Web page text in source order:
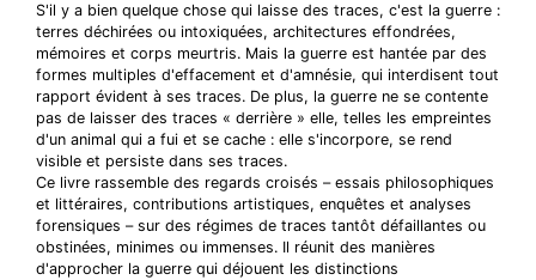
S'il y a bien quelque chose qui laisse des traces, c'est la guerre :
terres déchirées ou intoxiquées, architectures effondrées,
mémoires et corps meurtris. Mais la guerre est hantée par des
formes multiples d'effacement et d'amnésie, qui interdisent tout
rapport évident à ses traces. De plus, la guerre ne se contente
pas de laisser des traces « derrière » elle, telles les empreintes
d'un animal qui a fui et se cache : elle s'incorpore, se rend
visible et persiste dans ses traces.
Ce livre rassemble des regards croisés – essais philosophiques
et littéraires, contributions artistiques, enquêtes et analyses
forensiques – sur des régimes de traces tantôt défaillantes ou
obstinées, minimes ou immenses. Il réunit des manières
d'approcher la guerre qui déjouent les distinctions